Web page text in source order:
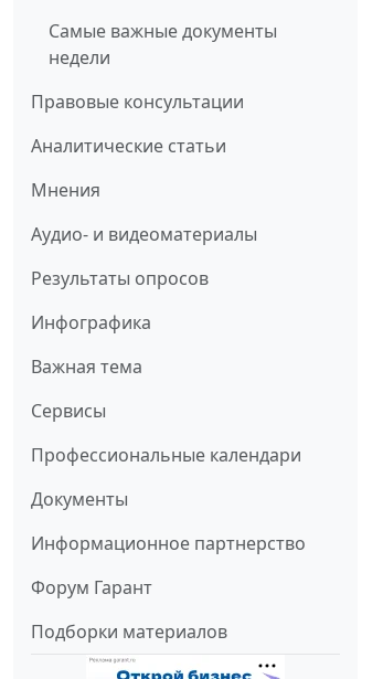
Самые важные документы
недели
Правовые консультации
Аналитические статьи
Мнения
Аудио- и видеоматериалы
Результаты опросов
Инфографика
Важная тема
Сервисы
Профессиональные календари
Документы
Информационное партнерство
Форум Гарант
Подборки материалов